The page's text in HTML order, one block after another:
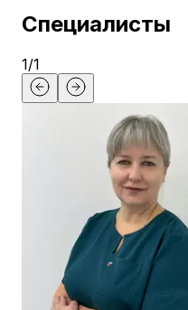
Специалисты
1/1